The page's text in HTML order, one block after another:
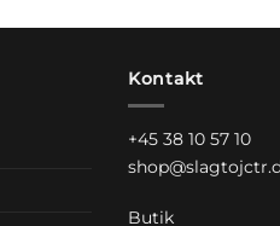
Kontakt
+45 38 10 57 10
Butik